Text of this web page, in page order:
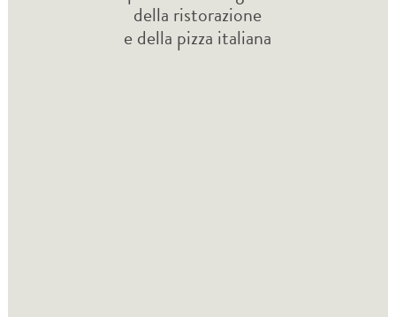
della ristorazione
e della pizza italiana